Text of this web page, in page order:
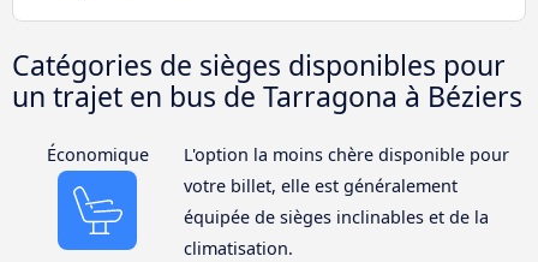
Catégories de sièges disponibles pour
un trajet en bus de Tarragona à Béziers
Économique
L'option la moins chère disponible pour
votre billet, elle est généralement
équipée de sièges inclinables et de la
climatisation.